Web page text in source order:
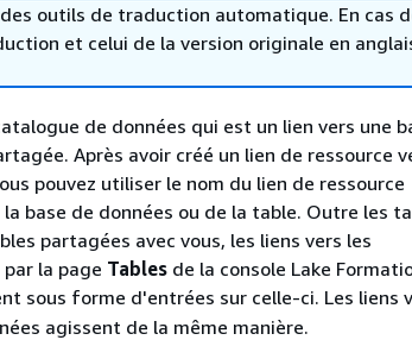
outils de traduction automatique. En cas
et celui de la version originale en
de données qui est un lien vers une
Après avoir créé un lien de ressource
pouvez utiliser le nom du lien de ressource
base de données ou de la table. Outre les
partagées avec vous, les liens vers les
la page Tables de la console Lake
sous forme d'entrées sur celle-ci. Les liens
agissent de la même manière.